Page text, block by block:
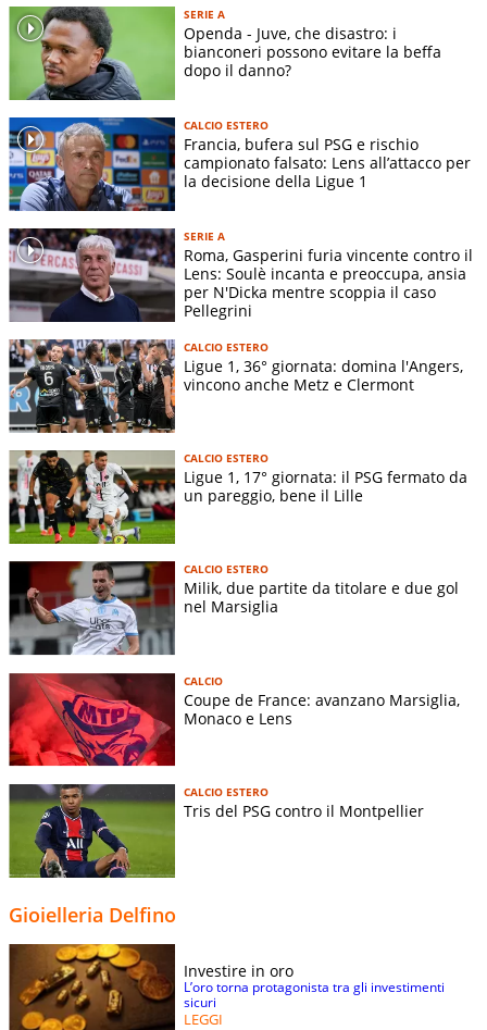
SERIE A
Openda - Juve, che disastro: i
bianconeri possono evitare la beffa
dopo il danno?
CALCIO ESTERO
Francia, bufera sul PSG e rischio
campionato falsato: Lens all’attacco per
la decisione della Ligue 1
SERIE A
Roma, Gasperini furia vincente contro il
Lens: Soulè incanta e preoccupa, ansia
per N'Dicka mentre scoppia il caso
Pellegrini
CALCIO ESTERO
Ligue 1, 36° giornata: domina l'Angers,
vincono anche Metz e Clermont
CALCIO ESTERO
Ligue 1, 17° giornata: il PSG fermato da
un pareggio, bene il Lille
CALCIO ESTERO
Milik, due partite da titolare e due gol
nel Marsiglia
CALCIO
Coupe de France: avanzano Marsiglia,
Monaco e Lens
CALCIO ESTERO
Tris del PSG contro il Montpellier
Gioielleria Delfino
Investire in oro
L’oro torna protagonista tra gli investimenti
sicuri
LEGGI